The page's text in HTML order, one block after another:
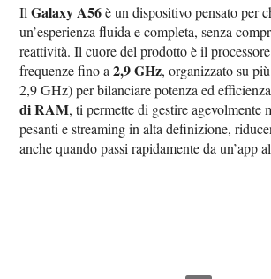
IlGalaxy A56è un dispositivo pensato per
un’esperienza fluida e completa, senza
reattività. Il cuore del prodotto è il
frequenze fino a2,9 GHz, organizzato su
2,9 GHz) per bilanciare potenza ed
di RAM, ti permette di gestire agevolmente
pesanti e streaming in alta definizione,
anche quando passi rapidamente da un’app